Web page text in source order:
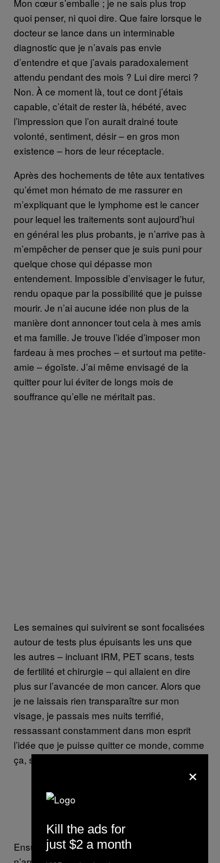
quoi penser, ni quoi dire. Que faire lorsque le
docteur se lance dans un interminable
diagnostic que je n’avais pas envie
d’entendre et que j’avais paradoxalement
attendu pendant des mois ? Lui dire merci ?
Non. À ce moment là, tout ce dont j’étais
capable, c’était de rester là, hébété, avec
l’impression que l’on aurait drainé toute
volonté, sentiment, désir – en gros mon
existence – hors de leur réceptacle.
Après des hochements de tête aux tentatives
qu’émet mon hémato de me rassurer en
m’expliquant que le lymphome est le cancer
pour lequel les traitements sont aujourd’hui
en général les plus probants, je n’arrive pas à
m’empêcher de penser que je suis puni pour
quelque chose qui dépasse mon
entendement. Impossible d’envisager le futur,
rendu opaque par la possibilité que je puisse
mourir. Je n’ai aucune idée non plus de la
manière dont annoncer tout cela à mes amis
et ma famille. Je trouve l’idée d’imposer mon
fardeau à mes proches – et surtout ma petite-
amie – égoïste. J’ai même envisagé de la
quitter pour lui éviter de longs mois de
souffrance qu’elle ne méritait pas.
Les semaines qui suivirent se sont focalisées
autour de tests plus épuisants les uns que
les autres – incluant IRM, PET scans, tests
de fertilité et chirurgie – qui allaient en dire
plus sur l’avancée de mon cancer. Alors que
je ne laissais rien transparaître sur mon
visage, je passais mes nuits terrifié,
ressassant constamment dans mon esprit
l’idée que je puisse quitter ce monde, comme
ça, sans même avoir eu le temps de prévenir.
L’auteur après sa première
chimiothérapie
Ensuite, j’ai commencé la chimiothérapie. Je
×
Kill the ads for
just $2 a month